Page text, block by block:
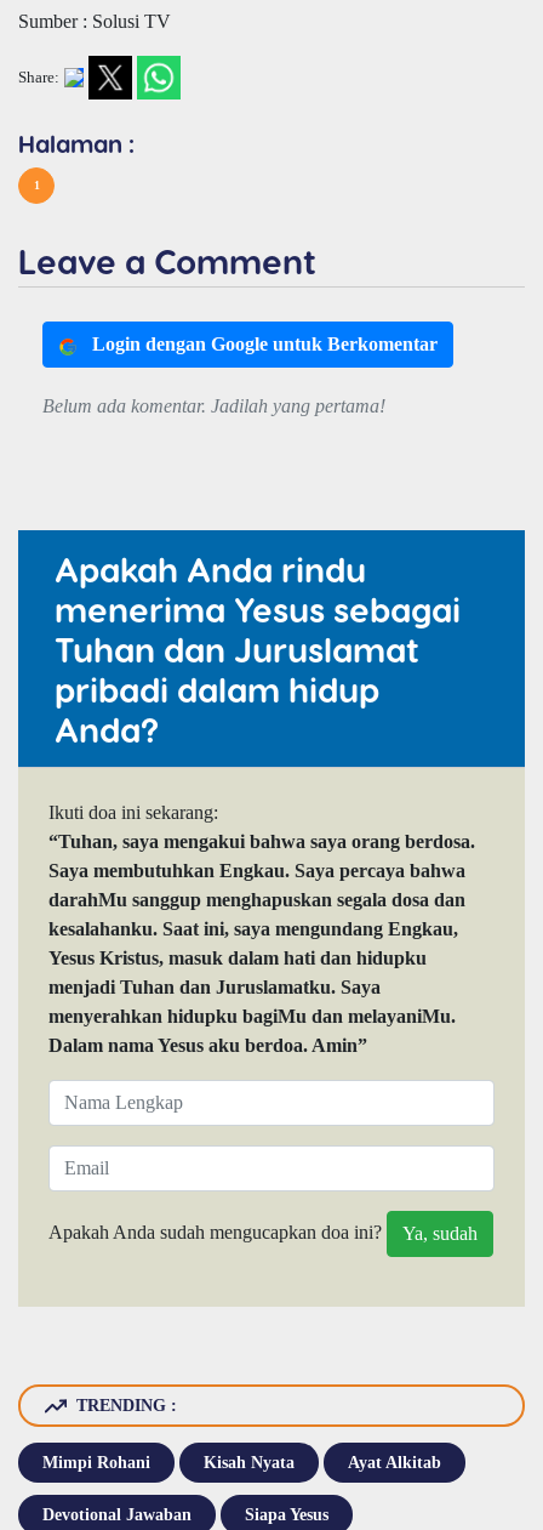
Sumber : Solusi TV
Share:
Halaman :
1
Leave a Comment
Login dengan Google untuk Berkomentar
Belum ada komentar. Jadilah yang pertama!
Apakah Anda rindu
menerima Yesus sebagai
Tuhan dan Juruslamat
pribadi dalam hidup
Anda?
Ikuti doa ini sekarang:
“Tuhan, saya mengakui bahwa saya orang berdosa.
Saya membutuhkan Engkau. Saya percaya bahwa
darahMu sanggup menghapuskan segala dosa dan
kesalahanku. Saat ini, saya mengundang Engkau,
Yesus Kristus, masuk dalam hati dan hidupku
menjadi Tuhan dan Juruslamatku. Saya
menyerahkan hidupku bagiMu dan melayaniMu.
Dalam nama Yesus aku berdoa. Amin”
Apakah Anda sudah mengucapkan doa ini?
TRENDING :
Mimpi Rohani Kisah Nyata Ayat Alkitab
Devotional Jawaban Siapa Yesus